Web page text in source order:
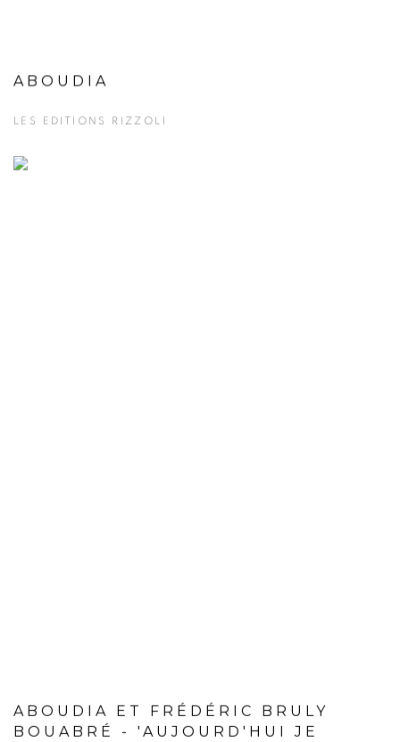
ABOUDIA
LES EDITIONS RIZZOLI
ABOUDIA ET FRÉDÉRIC BRULY
BOUABRÉ - 'AUJOURD'HUI JE